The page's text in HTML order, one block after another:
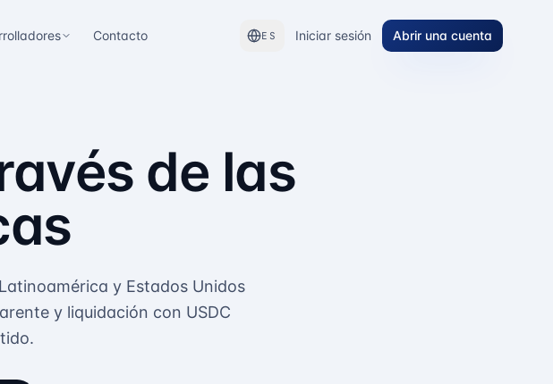
Contacto ES Iniciar sesión Abrir una cuenta
de las
y Estados Unidos
y liquidación con USDC